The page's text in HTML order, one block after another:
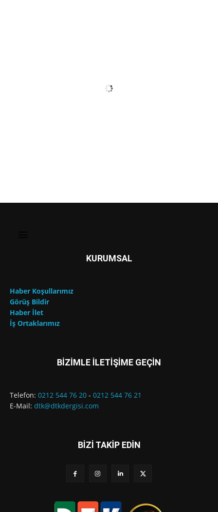
KURUMSAL
Haber Koşullarımız
Görüş Bildir
Haber İlet
İş Ortaklarımız
BİZİMLE İLETİŞİME GEÇİN
Telefon: 0212 544 76 20 - 0212 544 76 21
E-Mail: dtk@dtkdergisi.com
BİZİ TAKİP EDİN